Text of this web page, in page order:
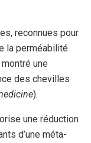
reconnues pour
la perméabilité
une
des chevilles
).
une réduction
d’une méta-